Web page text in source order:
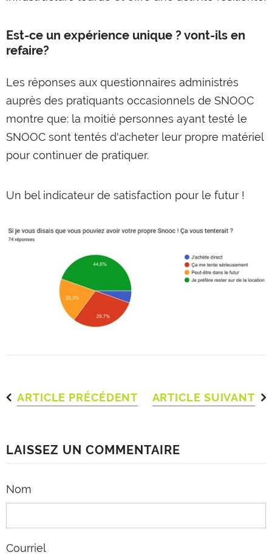
Est-ce un expérience unique ? vont-ils en
refaire?
Les réponses aux questionnaires administrés
auprès des pratiquants occasionnels de SNOOC
montre que: la moitié personnes ayant testé le
SNOOC sont tentés d'acheter leur propre matériel
pour continuer de pratiquer.
Un bel indicateur de satisfaction pour le futur !
ARTICLE PRÉCÉDENT ARTICLE SUIVANT
LAISSEZ UN COMMENTAIRE
Nom
Courriel